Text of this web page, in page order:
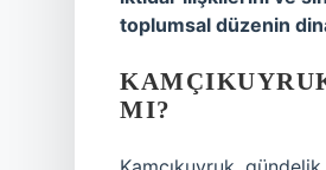
toplumsal düzenin
MI?